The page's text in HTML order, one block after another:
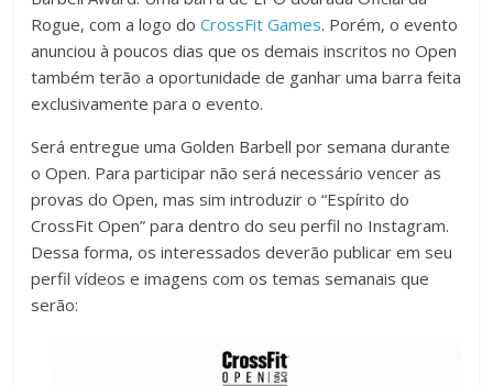
Rogue, com a logo doCrossFit Games. Porém, o evento
anunciou à poucos dias que os demais inscritos no Open
também terão a oportunidade de ganhar uma barra feita
exclusivamente para o evento.
Será entregue uma Golden Barbell por semana durante
o Open. Para participar não será necessário vencer as
provas do Open, mas sim introduzir o “Espírito do
CrossFit Open” para dentro do seu perfil no Instagram.
Dessa forma, os interessados deverão publicar em seu
perfil vídeos e imagens com os temas semanais que
serão: